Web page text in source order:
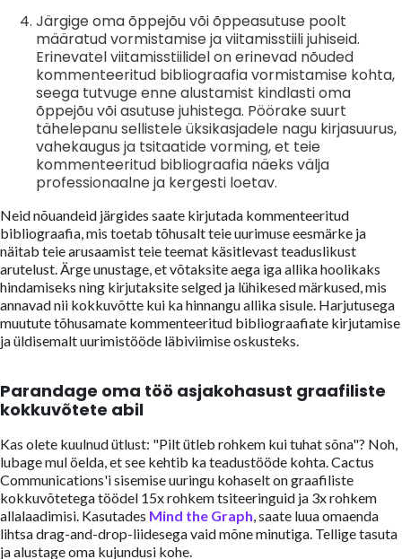
Järgige oma õppejõu või õppeasutuse poolt
määratud vormistamise ja viitamisstiili juhiseid.
Erinevatel viitamisstiilidel on erinevad nõuded
kommenteeritud bibliograafia vormistamise kohta,
seega tutvuge enne alustamist kindlasti oma
õppejõu või asutuse juhistega. Pöörake suurt
tähelepanu sellistele üksikasjadele nagu kirjasuurus,
vahekaugus ja tsitaatide vorming, et teie
kommenteeritud bibliograafia näeks välja
professionaalne ja kergesti loetav.
Neid nõuandeid järgides saate kirjutada kommenteeritud
bibliograafia, mis toetab tõhusalt teie uurimuse eesmärke ja
näitab teie arusaamist teie teemat käsitlevast teaduslikust
arutelust. Ärge unustage, et võtaksite aega iga allika hoolikaks
hindamiseks ning kirjutaksite selged ja lühikesed märkused, mis
annavad nii kokkuvõtte kui ka hinnangu allika sisule. Harjutusega
muutute tõhusamate kommenteeritud bibliograafiate kirjutamise
ja üldisemalt uurimistööde läbiviimise oskusteks.
Parandage oma töö asjakohasust graafiliste
kokkuvõtete abil
Kas olete kuulnud ütlust: "Pilt ütleb rohkem kui tuhat sõna"? Noh,
lubage mul öelda, et see kehtib ka teadustööde kohta. Cactus
Communications'i sisemise uuringu kohaselt on graafiliste
kokkuvõtetega töödel 15x rohkem tsiteeringuid ja 3x rohkem
allalaadimisi. Kasutades Mind the Graph, saate luua omaenda
lihtsa drag-and-drop-liidesega vaid mõne minutiga. Tellige tasuta
ja alustage oma kujundusi kohe.